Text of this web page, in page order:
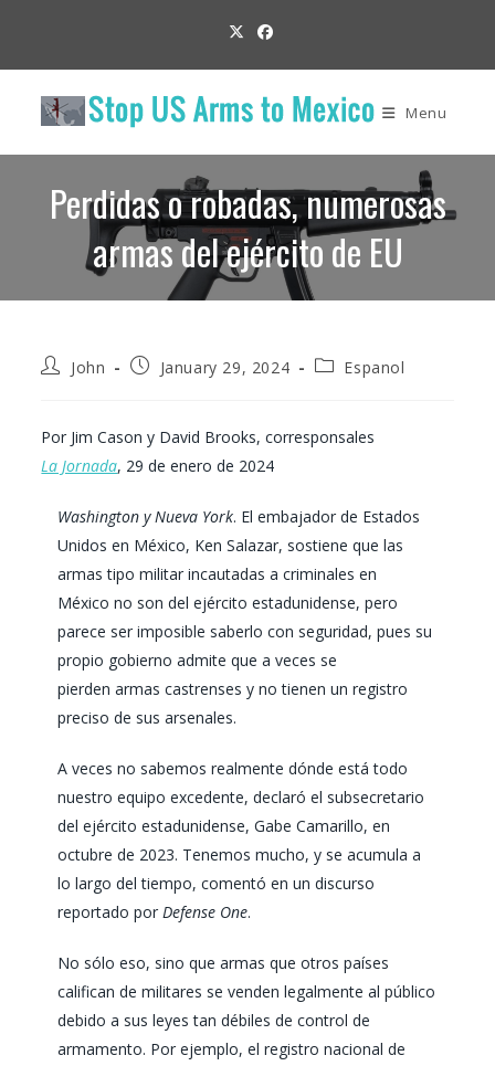
content
Menu
Perdidas o robadas, numerosas
armas del ejército de EU
PostJohn
PostJanuary 29, 2024
PostEspanol
Por Jim Cason y David Brooks, corresponsales
La Jornada, 29 de enero de 2024
Washington y Nueva York. El embajador de Estados
Unidos en México, Ken Salazar, sostiene que las
armas tipo militar incautadas a criminales en
Méxicono son del ejército estadunidense, pero
parece ser imposible saberlo con seguridad, pues su
propio gobierno admite que a veces se
pierden armas castrenses y no tienen un registro
preciso de sus arsenales.
A veces no sabemos realmente dónde está todo
nuestro equipo excedente, declaró el subsecretario
del ejército estadunidense, Gabe Camarillo, en
octubre de 2023. Tenemos mucho, y se acumula a
lo largo del tiempo, comentó en un discurso
reportado por Defense One.
No sólo eso, sino que armas que otros países
califican de militares se venden legalmente al público
debido a sus leyes tan débiles de control de
armamento. Por ejemplo, el registro nacional de